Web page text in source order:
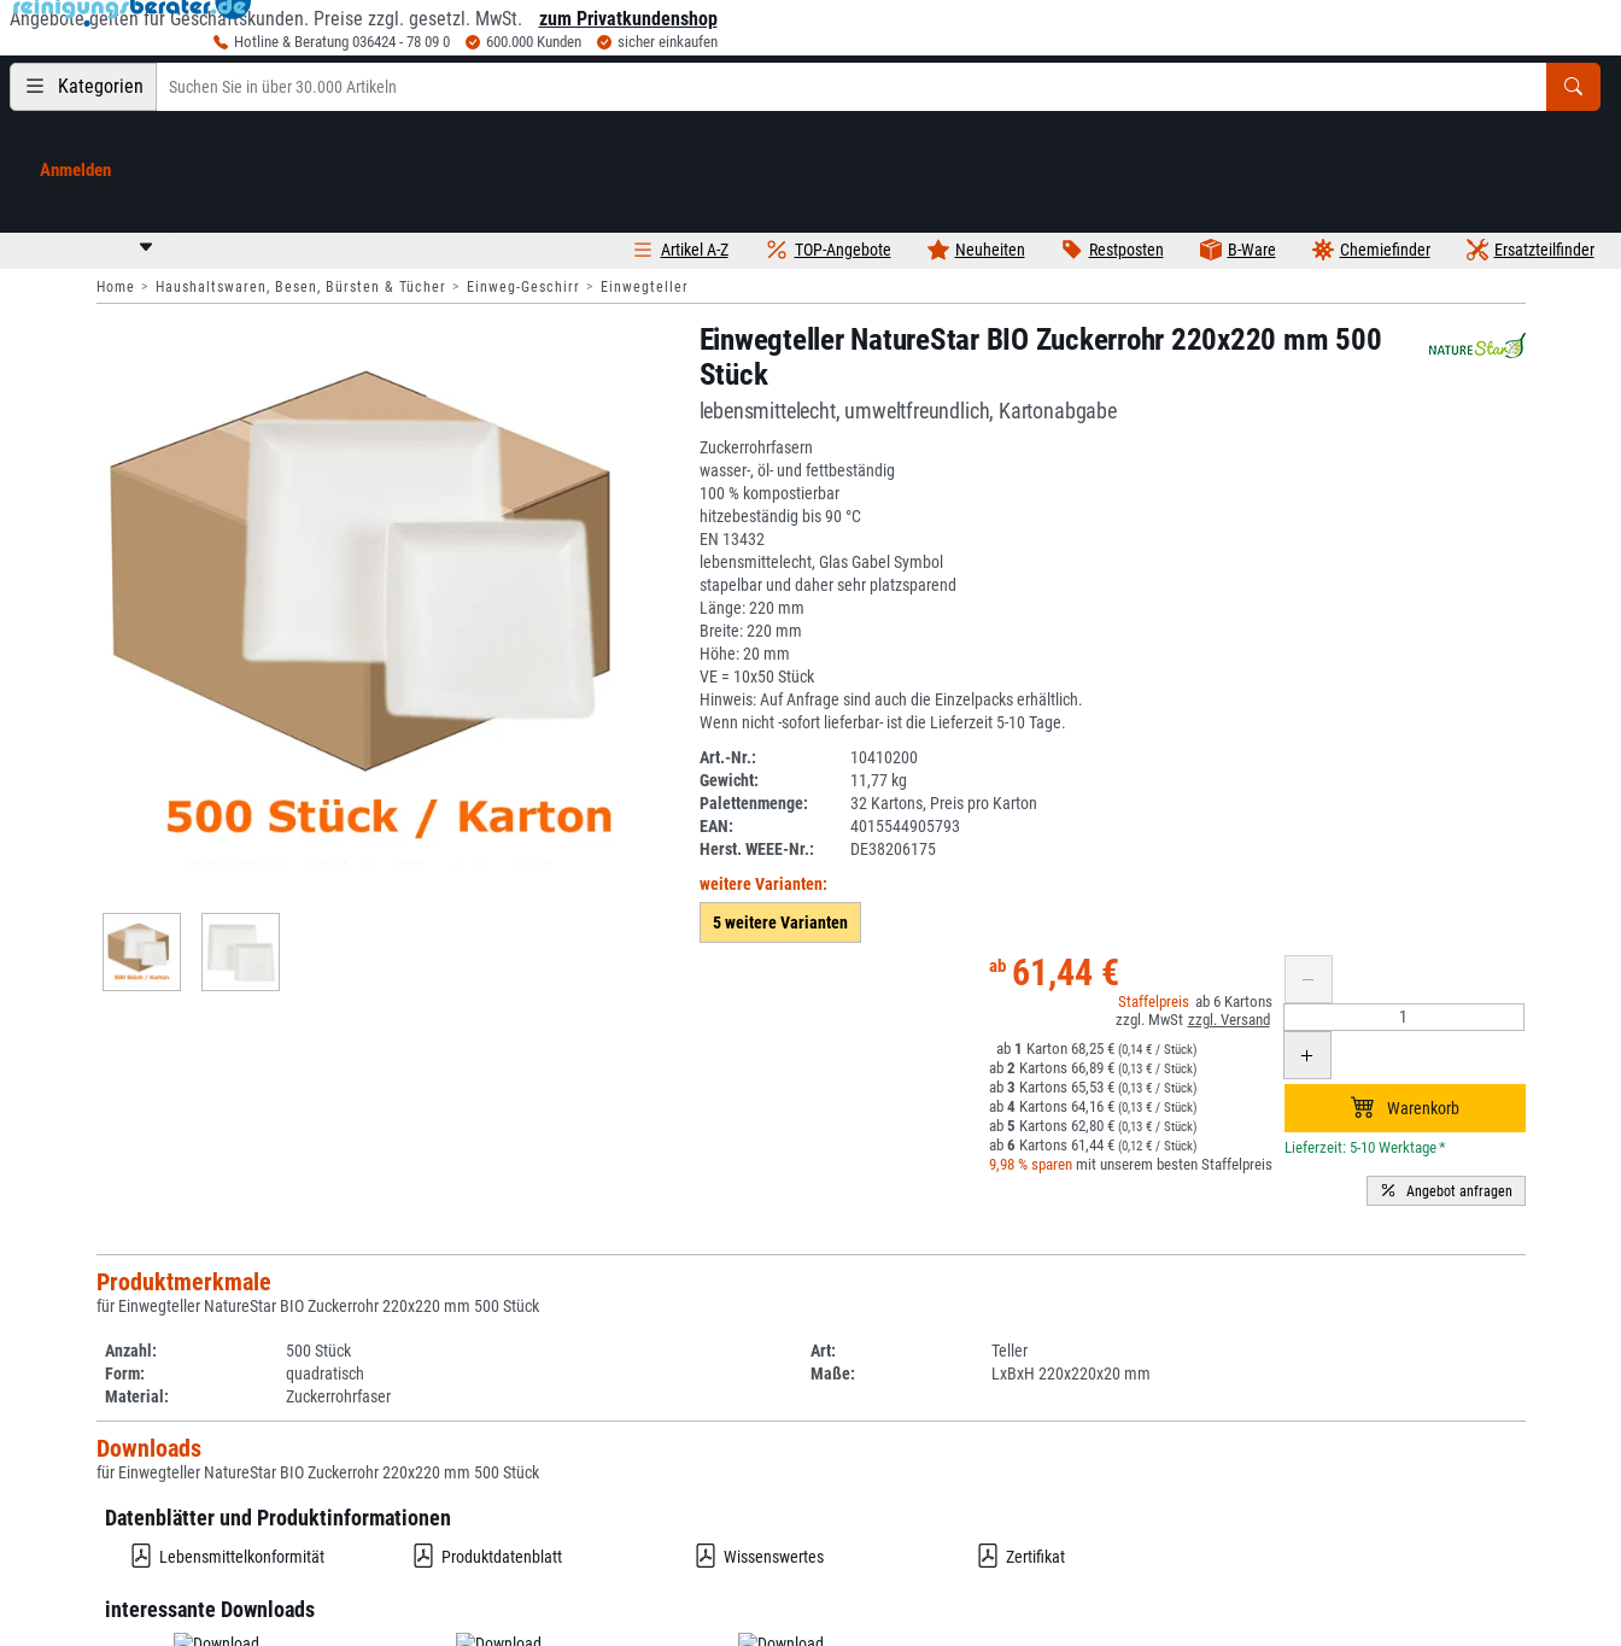
Angebote gelten für Geschäftskunden. Preise zzgl. gesetzl. MwSt. zum Privatkundenshop
Hotline & Beratung 036424 - 78 09 0 600.000 Kunden sicher einkaufen
Kategorien
Anmelden
Ersatzteilfinder
Chemiefinder
B-Ware
Restposten
Neuheiten
TOP-Angebote
Artikel A-Z
Home Haushaltswaren, Besen, Bürsten & Tücher Einweg-Geschirr Einwegteller
Einwegteller NatureStar BIO Zuckerrohr 220x220 mm 500
Stück
lebensmittelecht, umweltfreundlich, Kartonabgabe
Zuckerrohrfasern
wasser-, öl- und fettbeständig
100 % kompostierbar
hitzebeständig bis 90 °C
EN 13432
lebensmittelecht, Glas Gabel Symbol
stapelbar und daher sehr platzsparend
Länge: 220 mm
Breite: 220 mm
Höhe: 20 mm
VE = 10x50 Stück
Hinweis: Auf Anfrage sind auch die Einzelpacks erhältlich.
Wenn nicht -sofort lieferbar- ist die Lieferzeit 5-10 Tage.
Art.-Nr.:
10410200
Gewicht:
11,77 kg
Palettenmenge:
32 Kartons, Preis pro Karton
EAN:
4015544905793
Herst. WEEE-Nr.:
DE38206175
weitere Varianten:
5 weitere Varianten
61,44 €
6
1 68,25 € (0,14 € / Stück)
2 66,89 € (0,13 € / Stück)
3 65,53 € (0,13 € / Stück)
4 64,16 € (0,13 € / Stück)
5 62,80 € (0,13 € / Stück)
6 61,44 € (0,12 € / Stück)
9,98 % sparenmit unserem besten Staffelpreis
*
Produktmerkmale
für Einwegteller NatureStar BIO Zuckerrohr 220x220 mm 500 Stück
Anzahl: 500 Stück Art:
Teller
Form:
quadratisch Maße:
LxBxH 220x220x20 mm
Material:
Zuckerrohrfaser
Downloads
für Einwegteller NatureStar BIO Zuckerrohr 220x220 mm 500 Stück
Datenblätter und Produktinformationen
Lebensmittelkonformität Produktdatenblatt Wissenswertes Zertifikat
interessante Downloads